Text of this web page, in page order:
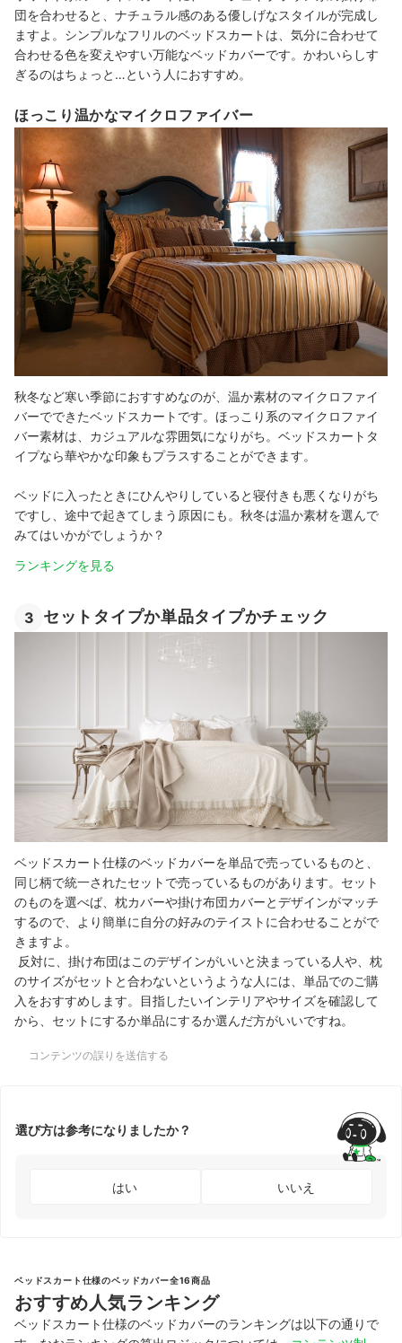
団を合わせると、ナチュラル感のある優しげなスタイルが完成し
ますよ。シンプルなフリルのベッドスカートは、気分に合わせて
合わせる色を変えやすい万能なベッドカバーです。かわいらしす
ぎるのはちょっと…という人におすすめ。
ほっこり温かなマイクロファイバー
秋冬など寒い季節におすすめなのが、温か素材のマイクロファイ
バーでできたベッドスカートです。ほっこり系のマイクロファイ
バー素材は、カジュアルな雰囲気になりがち。ベッドスカートタ
イプなら華やかな印象もプラスすることができます。
ベッドに入ったときにひんやりしていると寝付きも悪くなりがち
ですし、途中で起きてしまう原因にも。秋冬は温か素材を選んで
みてはいかがでしょうか？
ランキングを見る
3 セットタイプか単品タイプかチェック
ベッドスカート仕様のベッドカバーを単品で売っているものと、
同じ柄で統一されたセットで売っているものがあります。セット
のものを選べば、枕カバーや掛け布団カバーとデザインがマッチ
するので、より簡単に自分の好みのテイストに合わせることがで
きますよ。
反対に、掛け布団はこのデザインがいいと決まっている人や、枕
のサイズがセットと合わないというような人には、単品でのご購
入をおすすめします。目指したいインテリアやサイズを確認して
から、セットにするか単品にするか選んだ方がいいですね。
コンテンツの誤りを送信する
選び方は参考になりましたか？
はい いいえ
ベッドスカート仕様のベッドカバー全16商品
おすすめ人気ランキング
ベッドスカート仕様のベッドカバーのランキングは以下の通りで